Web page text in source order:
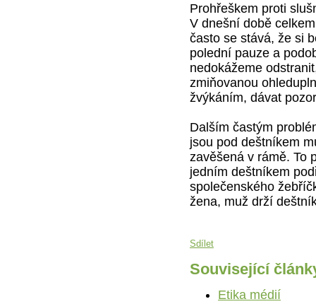
Prohřeškem proti
V dnešní době
často se stává, že si
polední pauze a
nedokážeme
zmiňovanou
žvýkáním, dávat
Dalším častým
jsou pod deštníkem
zavěšená v rámě. To
jedním deštníkem
společenského
žena, muž drží
Sdílet
Související
Etika médií